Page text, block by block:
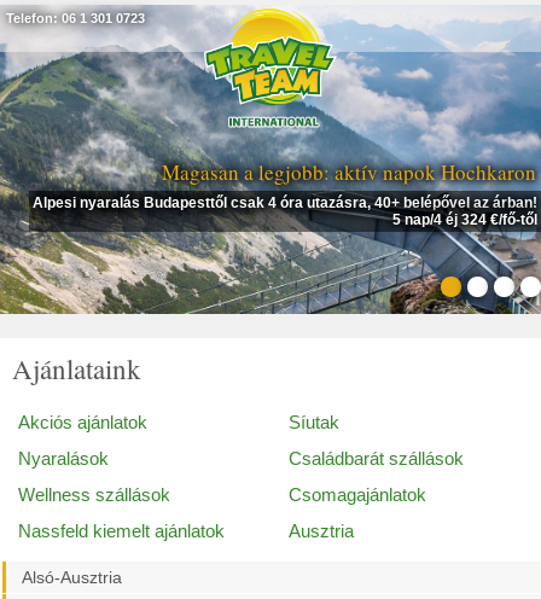
Magasan a legjobb: aktív napok Hochkaron
Alpesi nyaralás Budapesttől csak 4 óra utazásra, 40+ belépővel az árban!
5 nap/4 éj 324 €/fő-től
Telefon: 06 1 301 0723
Ajánlataink
Akciós ajánlatok
Síutak
Nyaralások
Családbarát szállások
Wellness szállások
Csomagajánlatok
Nassfeld kiemelt ajánlatok
Ausztria
Alsó-Ausztria